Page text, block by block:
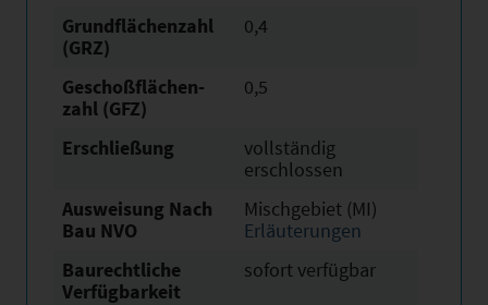
Grundflächen­zahl
(GRZ)
0,4
Geschoßflächen­
zahl (GFZ)
0,5
Erschließung
vollständig
erschlossen
Ausweisung Nach
Bau NVO
Mischgebiet (MI)
Erläuterungen
Baurechtliche
Verfügbarkeit
sofort verfügbar